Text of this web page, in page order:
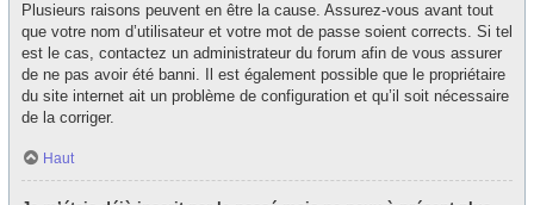
Plusieurs raisons peuvent en être la cause. Assurez-vous avant tout
que votre nom d’utilisateur et votre mot de passe soient corrects. Si tel
est le cas, contactez un administrateur du forum afin de vous assurer
de ne pas avoir été banni. Il est également possible que le propriétaire
du site internet ait un problème de configuration et qu’il soit nécessaire
de la corriger.
Haut